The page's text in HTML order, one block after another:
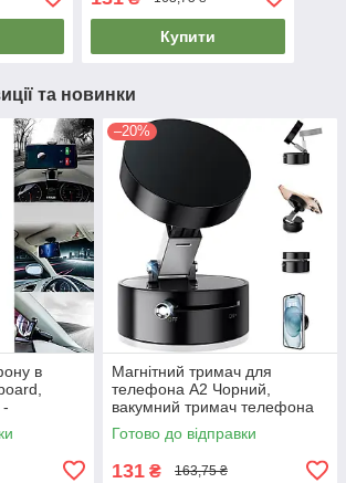
Купити
та новинки
в
-
для
–20%
Магнітний тримач для
телефона А2 Чорний,
вакумний тримач телефона
на торпеду/скло
Готово до відправки
131 ₴ 163,75 ₴